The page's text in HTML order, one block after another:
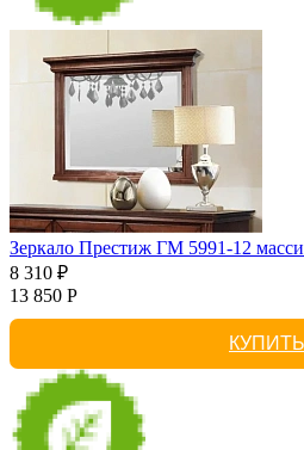
Зеркало Престиж ГМ 5991-12
8 310 ₽
13 850 Р
КУПИТЬ